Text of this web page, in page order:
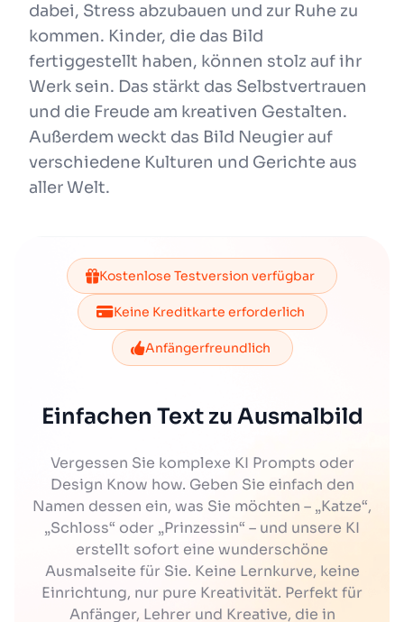
dabei, Stress abzubauen und zur Ruhe zu
kommen. Kinder, die das Bild
fertiggestellt haben, können stolz auf ihr
Werk sein. Das stärkt das Selbstvertrauen
und die Freude am kreativen Gestalten.
Außerdem weckt das Bild Neugier auf
verschiedene Kulturen und Gerichte aus
aller Welt.
Kostenlose Testversion verfügbar
Keine Kreditkarte erforderlich
Anfängerfreundlich
Einfachen Text zu Ausmalbild
Vergessen Sie komplexe KI Prompts oder
Design Know how. Geben Sie einfach den
Namen dessen ein, was Sie möchten – „Katze“,
„Schloss“ oder „Prinzessin“ – und unsere KI
erstellt sofort eine wunderschöne
Ausmalseite für Sie. Keine Lernkurve, keine
Einrichtung, nur pure Kreativität. Perfekt für
Anfänger, Lehrer und Kreative, die in